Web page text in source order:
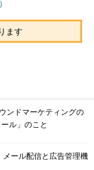
ます
ンドマーケティングの
ル」のこと
ール配信と広告管理機